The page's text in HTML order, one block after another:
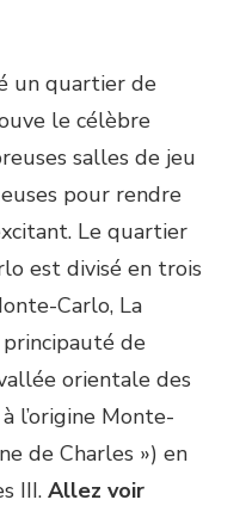
un quartier de
le célèbre
salles de jeu
pour rendre
Le quartier
est divisé en trois
Carlo, La
de
orientale des
l’origine Monte-
de Charles ») en
III. Allez voir